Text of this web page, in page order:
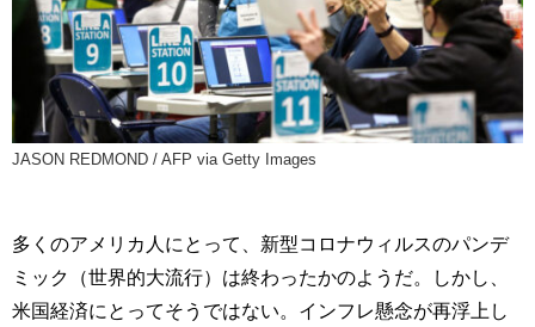
JASON REDMOND / AFP via Getty Images
多くのアメリカ人にとって、新型コロナウィルスのパンデ
ミック（世界的大流行）は終わったかのようだ。しかし、
米国経済にとってそうではない。インフレ懸念が再浮上し